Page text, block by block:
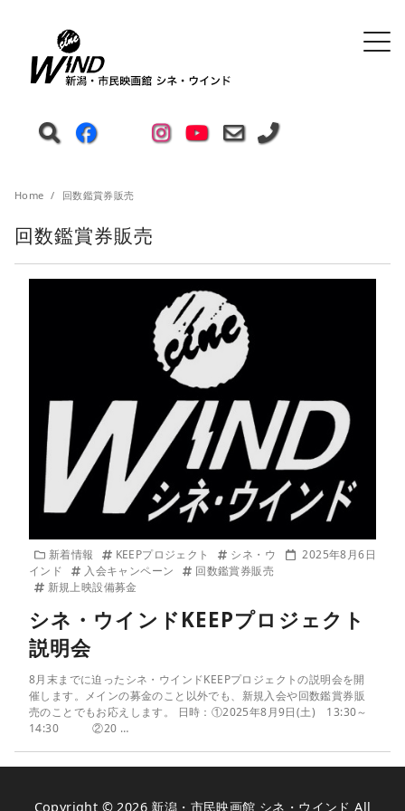
Home 回数鑑賞券販売
回数鑑賞券販売
新着情報 KEEPプロジェクト
シネ・ウ
インド
入会キャンペーン
回数鑑賞券販売
新規上映設備募金
2025年8月6日
シネ・ウインドKEEPプロジェクト
説明会
8月末までに迫ったシネ・ウインドKEEPプロジェクトの説明会を開
催します。メインの募金のこと以外でも、新規入会や回数鑑賞券販
売のことでもお応えします。 日時：①2025年8月9日(土) 13:30～
14:30 ②20 …
Copyright © 2026 新潟・市民映画館 シネ・ウインド All